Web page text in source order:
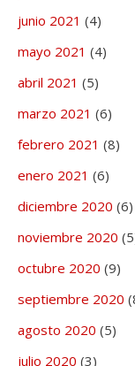
junio 2021 (4)
mayo 2021 (4)
abril 2021 (5)
marzo 2021 (6)
febrero 2021 (8)
enero 2021 (6)
diciembre 2020 (6)
noviembre 2020
octubre 2020 (9)
septiembre 2020
agosto 2020 (5)
julio 2020 (3)